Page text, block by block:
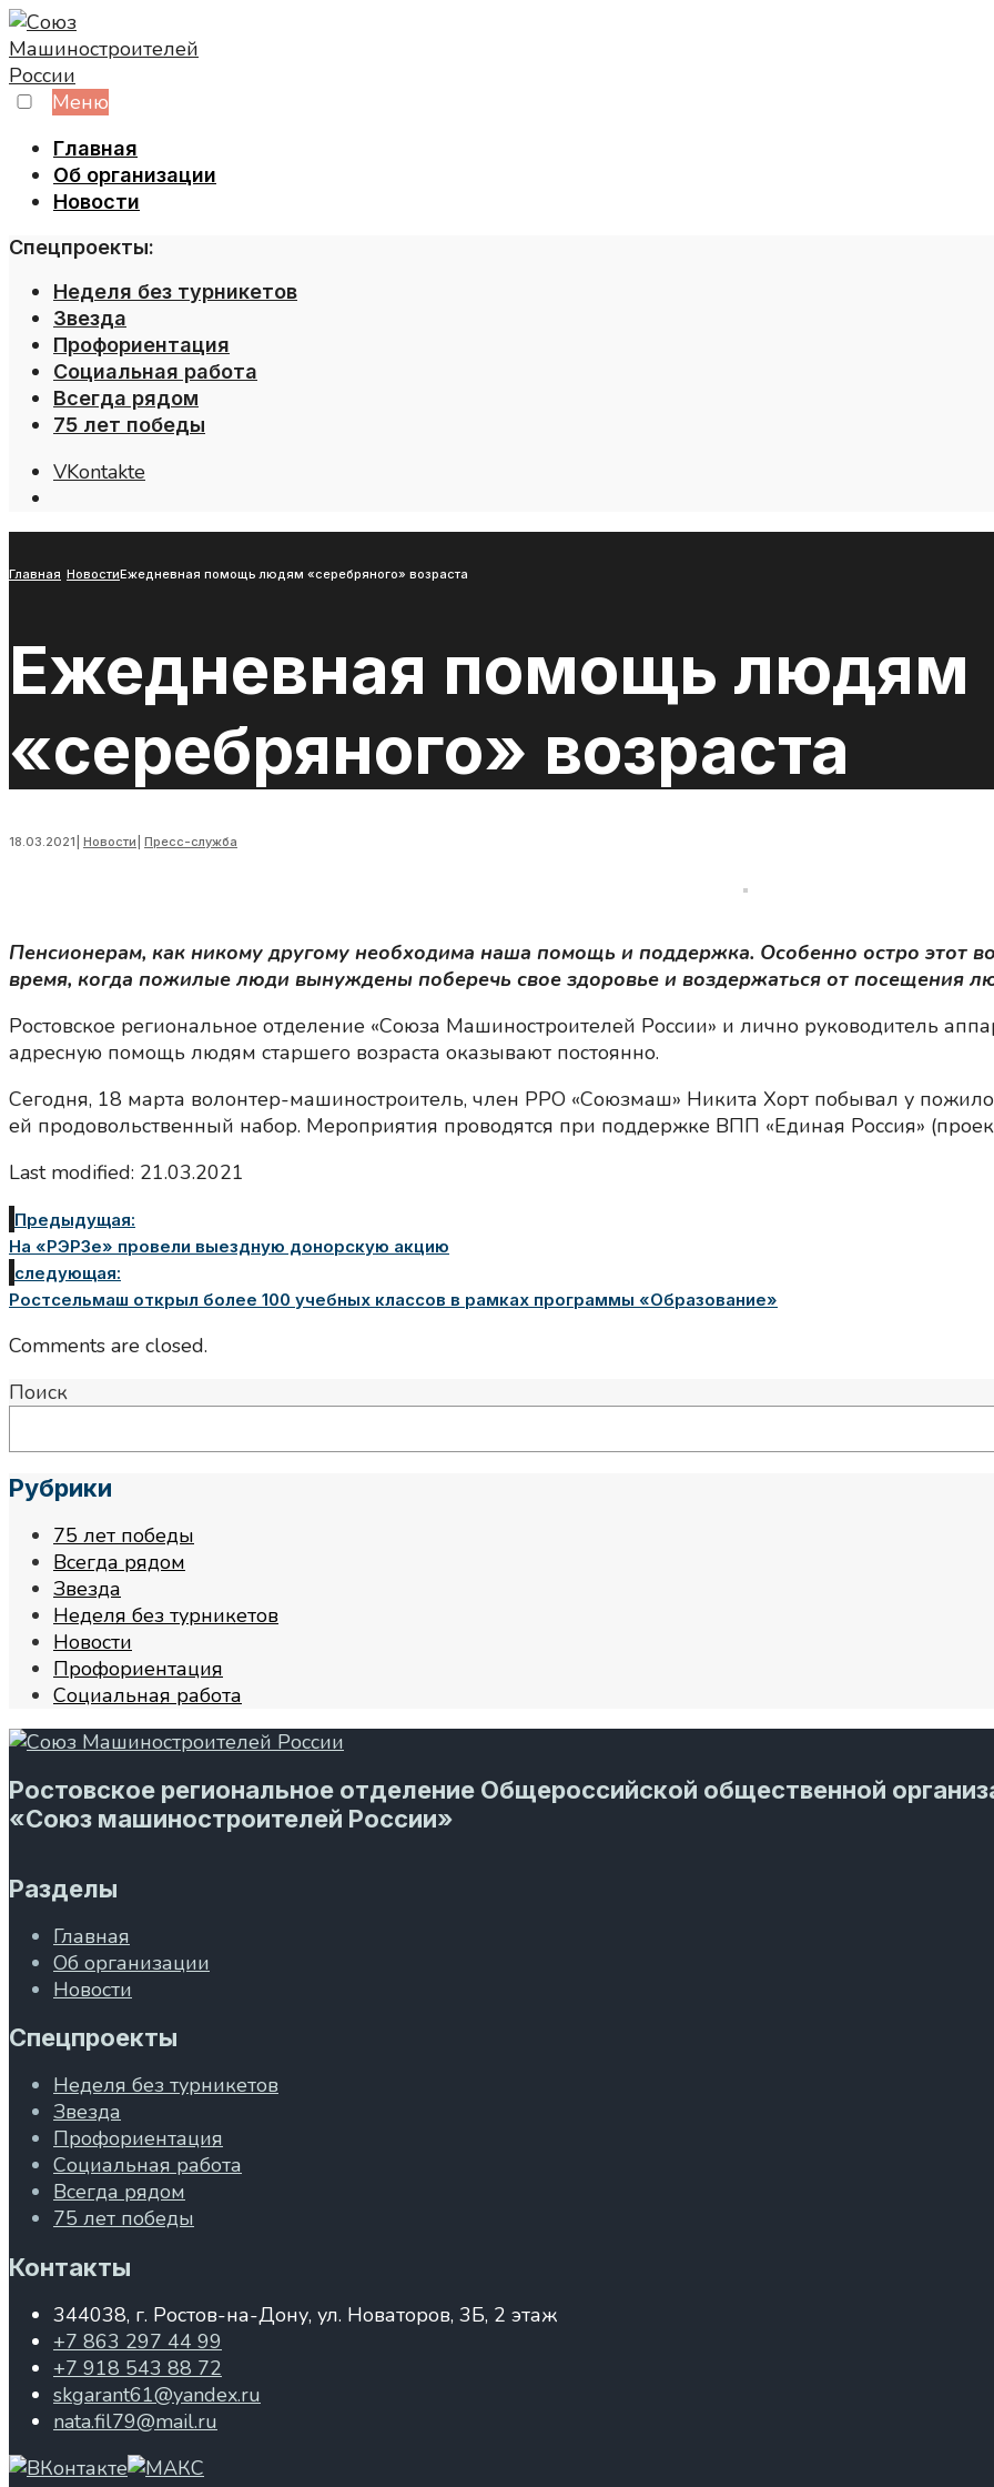
Skip
to
content
Меню
Главная
Об организации
Новости
Спецпроекты:
Неделя без турникетов
Звезда
Профориентация
Социальная работа
Всегда рядом
75 лет победы
VKontakte
Главная НовостиЕжедневная помощь людям «серебряного» возраста
Ежедневная помощь людям
«серебряного» возраста
18.03.2021 Новости Пресс-служба
Пенсионерам, как никому другому необходима наша помощь и поддержка. Особенно остро этот
время, когда пожилые люди вынуждены поберечь свое здоровье и воздержаться от посещения
Ростовское региональное отделение «Союза Машиностроителей России» и лично руководитель
адресную помощь людям старшего возраста оказывают постоянно.
Сегодня, 18 марта волонтер-машиностроитель, член РРО «Союзмаш» Никита Хорт побывал у
ей продовольственный набор. Мероприятия проводятся при поддержке ВПП «Единая Россия»
Last modified: 21.03.2021
Предыдущая:
На «РЭРЗе» провели выездную донорскую акцию
следующая:
Ростсельмаш открыл более 100 учебных классов в рамках программы «Образование»
Comments are closed.
Поиск
Рубрики
75 лет победы
Всегда рядом
Звезда
Неделя без турникетов
Новости
Профориентация
Социальная работа
Ростовское региональное отделение Общероссийской общественной
«Союз машиностроителей России»
Разделы
Главная
Об организации
Новости
Спецпроекты
Неделя без турникетов
Звезда
Профориентация
Социальная работа
Всегда рядом
75 лет победы
Контакты
344038, г. Ростов-на-Дону, ул. Новаторов, 3Б, 2 этаж
+7 863 297 44 99
+7 918 543 88 72
skgarant61@yandex.ru
nata.fil79@mail.ru